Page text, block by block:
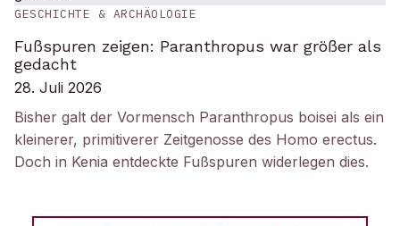
GESCHICHTE & ARCHÄOLOGIE
Fußspuren zeigen: Paranthropus war größer als
gedacht
28. Juli 2026
Bisher galt der Vormensch Paranthropus boisei als ein
kleinerer, primitiverer Zeitgenosse des Homo erectus.
Doch in Kenia entdeckte Fußspuren widerlegen dies.